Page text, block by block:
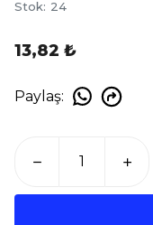
Stok: 24
13,82 ₺
Paylaş: